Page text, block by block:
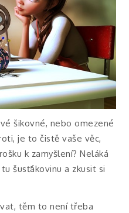
šikovné, nebo omezené
je to čistě vaše věc,
k zamyšlení? Neláká
šusťákovinu a zkusit si
těm to není třeba